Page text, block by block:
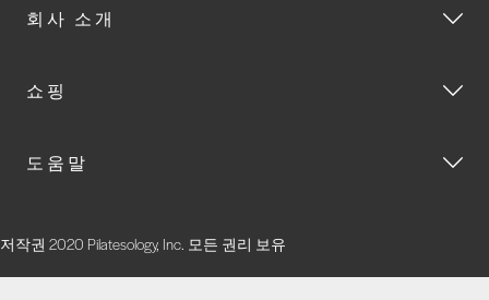
회사 소개
쇼핑
도움말
저작권 2020 Pilatesology, Inc. 모든 권리 보유